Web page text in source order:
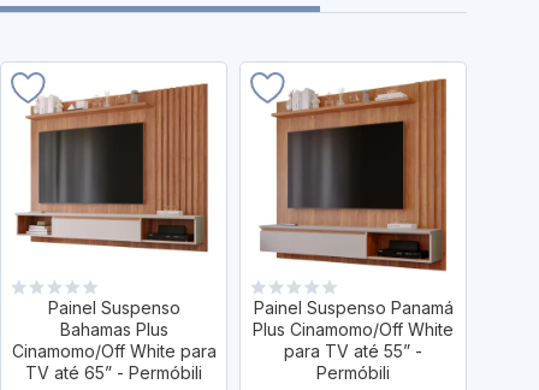
Painel Suspenso
Bahamas Plus
Cinamomo/Off White para
TV até 65” - Permóbili
Painel Suspenso Panamá
Plus Cinamomo/Off White
para TV até 55” -
Permóbili